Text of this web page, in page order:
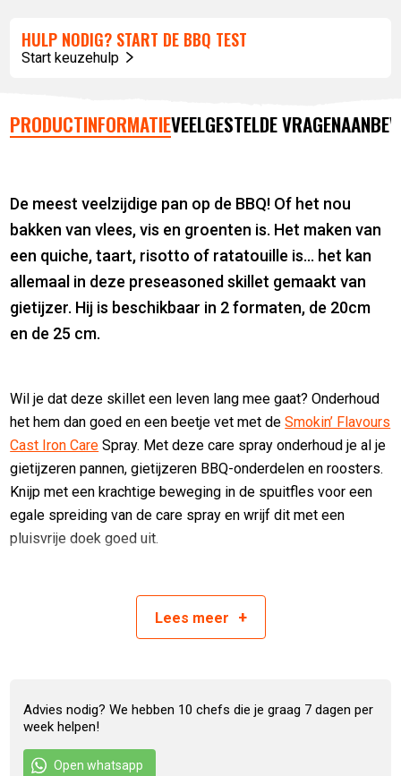
HULP NODIG? START DE BBQ TEST
Start keuzehulp
PRODUCTINFORMATIEVEELGESTELDE VRAGEN
De meest veelzijdige pan op de BBQ! Of het nou
bakken van vlees, vis en groenten is. Het maken van
een quiche, taart, risotto of ratatouille is… het kan
allemaal in deze preseasoned skillet gemaakt van
gietijzer. Hij is beschikbaar in 2 formaten, de 20cm
en de 25 cm.
Wil je dat deze skillet een leven lang mee gaat? Onderhoud
het hem dan goed en een beetje vet met deSmokin’ Flavours
Cast Iron Care Spray. Met deze care spray onderhoud je al je
gietijzeren pannen, gietijzeren BBQ-onderdelen en roosters.
Knijp met een krachtige beweging in de spuitfles voor een
egale spreiding van de care spray en wrijf dit met een
pluisvrije doek goed uit.
Gietijzeren skillet pan Smokin’ Flavours 20cm
modellen die een grillrooster hebben groter dan 20cm.
De kamado gaatnietdicht op de kleinere modellen:
Lees meer +
Advies nodig? We hebben 10 chefs die je graag 7 dagen per
week helpen!
Open whatsapp